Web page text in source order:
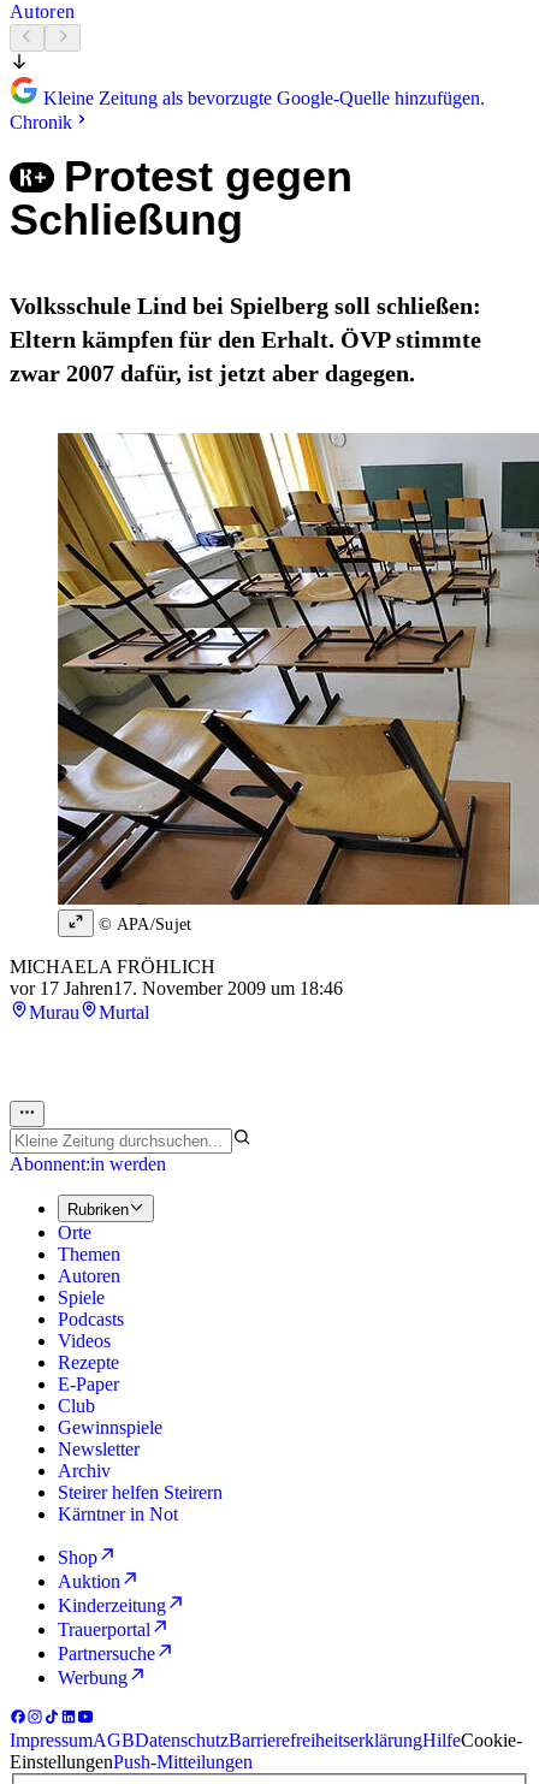
Autoren
Kleine Zeitung als bevorzugte Google-Quelle hinzufügen.
Chronik
Protest gegen
Schließung
Volksschule Lind bei Spielberg soll schließen:
Eltern kämpfen für den Erhalt. ÖVP stimmte
zwar 2007 dafür, ist jetzt aber dagegen.
© APA/Sujet
MICHAELA FRÖHLICH
vor 17 Jahren17. November 2009 um 18:46
Murau
Murtal
Abonnent:in werden
Rubriken
Orte
Themen
Autoren
Spiele
Podcasts
Videos
Rezepte
E-Paper
Club
Gewinnspiele
Newsletter
Archiv
Steirer helfen Steirern
Kärntner in Not
Shop
Auktion
Kinderzeitung
Trauerportal
Partnersuche
Werbung
ImpressumAGBDatenschutzBarrierefreiheitserklärungHilfeCookie-
EinstellungenPush-Mitteilungen